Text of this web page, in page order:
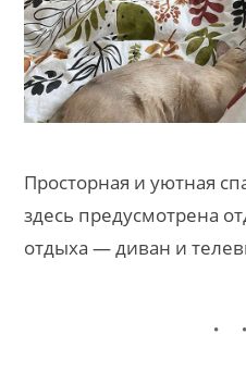
Просторная и уютная
здесь предусмотрена
отдыха — диван и